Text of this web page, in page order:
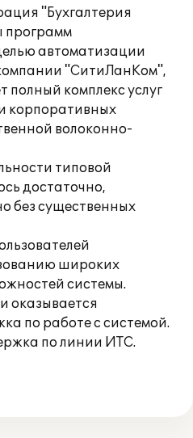
"Бухгалтерия
программ
автоматизации
"СитиЛанКом",
полный комплекс услуг
корпоративных
волоконно-
типовой
достаточно,
без существенных
широких
системы.
оказывается
по работе с системой.
по линии ИТС.